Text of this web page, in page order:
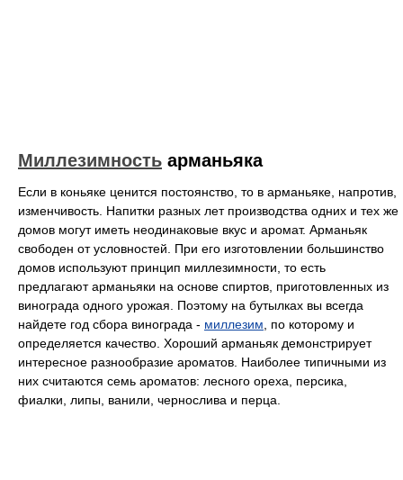
Миллезимность арманьяка
Если в коньяке ценится постоянство, то в арманьяке, напротив,
изменчивость. Напитки разных лет производства одних и тех же
домов могут иметь неодинаковые вкус и аромат. Арманьяк
свободен от условностей. При его изготовлении большинство
домов используют принцип миллезимности, то есть
предлагают арманьяки на основе спиртов, приготовленных из
винограда одного урожая. Поэтому на бутылках вы всегда
найдете год сбора винограда - миллезим, по которому и
определяется качество. Хороший арманьяк демонстрирует
интересное разнообразие ароматов. Наиболее типичными из
них считаются семь ароматов: лесного ореха, персика,
фиалки, липы, ванили, чернослива и перца.